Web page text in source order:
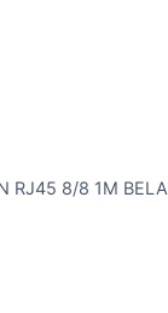
RJ45 8/8 1M BELA